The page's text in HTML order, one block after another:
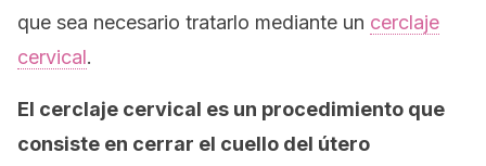
que sea necesario tratarlo mediante un cerclaje
cervical.
El cerclaje cervical es un procedimiento que
consiste en cerrar el cuello del útero